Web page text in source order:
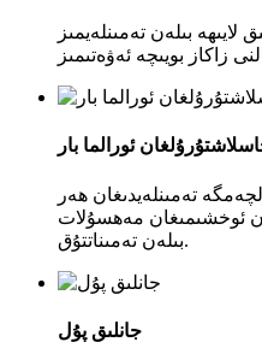
لايىھە بىلەن تەمىنلەيمىز
ئورالما بار
تەمىنلەيدىغان ھەر
ئوخشىمىغان مەھسۇلات
بىلەن تەمىناتتۇق.
جانلىق پۇل